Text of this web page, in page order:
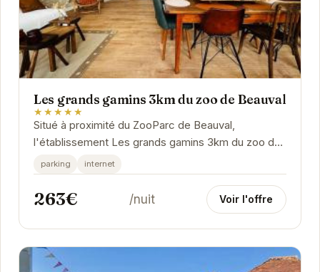
Les grands gamins 3km du zoo de Beauval
★★★★★
Situé à proximité du ZooParc de Beauval,
l'établissement Les grands gamins 3km du zoo de
Beauval propose un hébergement avec une
terrasse et une...
parking internet
263€ /nuit Voir l'offre